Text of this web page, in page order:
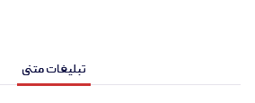
تبلیغات متنی